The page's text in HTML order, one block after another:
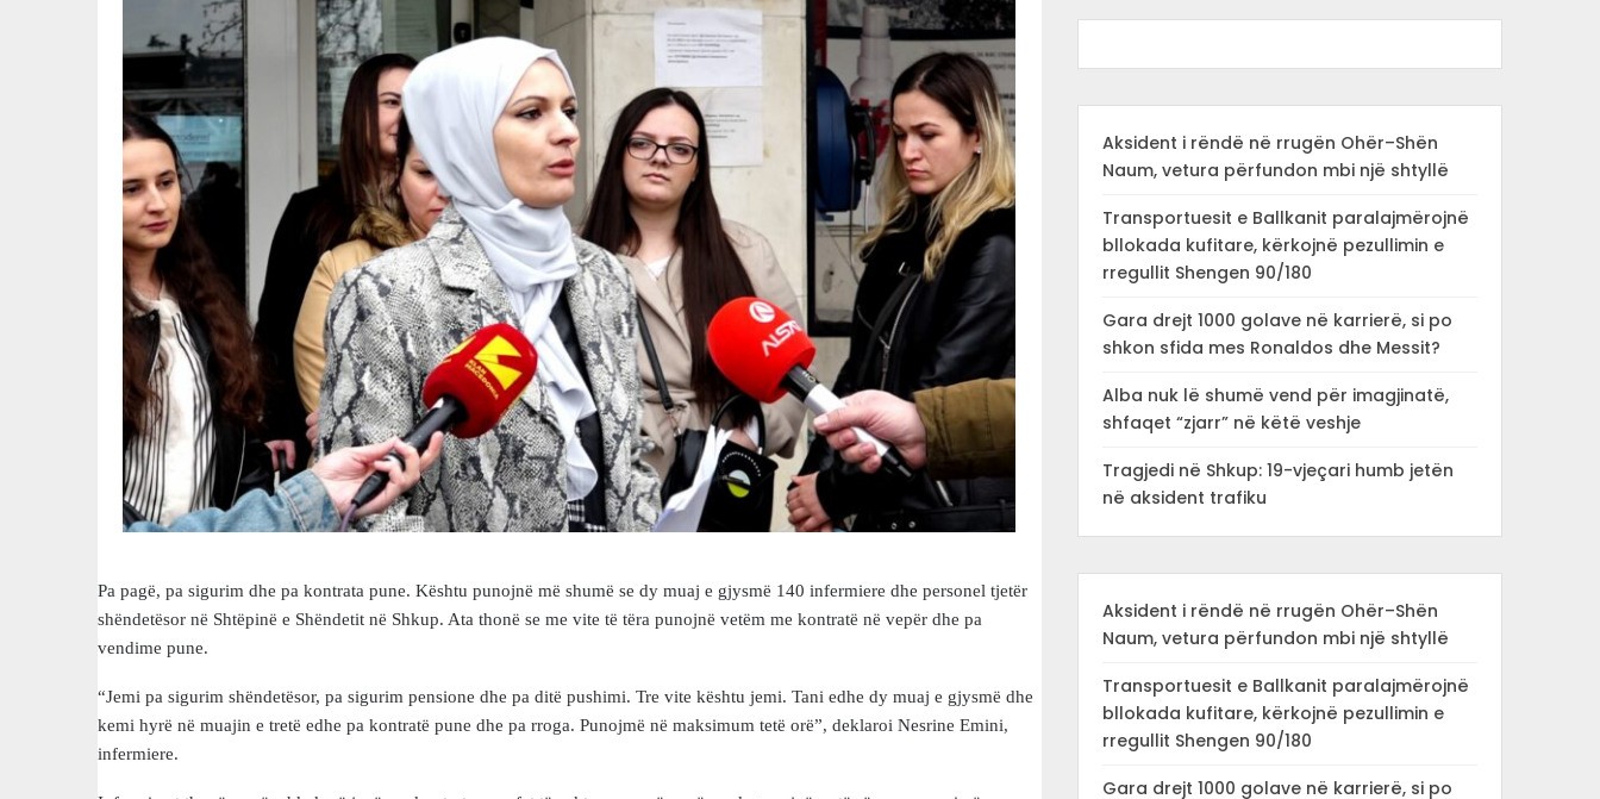
Pa pagë, pa sigurim dhe pa kontrata pune. Kështu punojnë më shumë se dy muaj e gjysmë 140 infermiere dhe personel tjetër
shëndetësor në Shtëpinë e Shëndetit në Shkup. Ata thonë se me vite të tëra punojnë vetëm me kontratë në vepër dhe pa
vendime pune.
“Jemi pa sigurim shëndetësor, pa sigurim pensione dhe pa ditë pushimi. Tre vite kështu jemi. Tani edhe dy muaj e gjysmë dhe
kemi hyrë në muajin e tretë edhe pa kontratë pune dhe pa rroga. Punojmë në maksimum tetë orë”, deklaroi Nesrine Emini,
infermiere.
Aksident i rëndë në rrugën Ohër–Shën
Naum, vetura përfundon mbi një shtyllë
Transportuesit e Ballkanit paralajmërojnë
bllokada kufitare, kërkojnë pezullimin e
rregullit Shengen 90/180
Gara drejt 1000 golave në karrierë, si po
shkon sfida mes Ronaldos dhe Messit?
Alba nuk lë shumë vend për imagjinatë,
shfaqet “zjarr” në këtë veshje
Tragjedi në Shkup: 19-vjeçari humb jetën
në aksident trafiku
Aksident i rëndë në rrugën Ohër–Shën
Naum, vetura përfundon mbi një shtyllë
Transportuesit e Ballkanit paralajmërojnë
bllokada kufitare, kërkojnë pezullimin e
rregullit Shengen 90/180
Gara drejt 1000 golave në karrierë, si po